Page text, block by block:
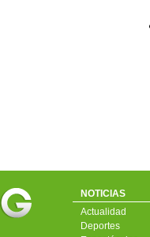
NOTICIAS
Actualidad
Deportes